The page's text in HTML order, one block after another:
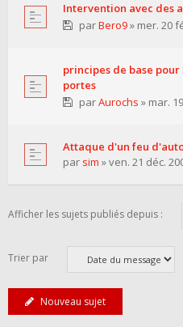
Intervention avec des
parBero9» mer. 20
principes de base
portes
parAurochs » mar.
Attaque d'un feu
par sim » ven. 21 déc.
Afficher les sujets publiés depuis :
Trier par
Nouveau sujet